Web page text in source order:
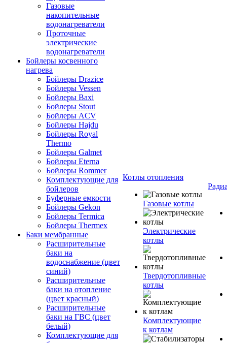
Газовые
накопительные
водонагреватели
Проточные
электрические
водонагреватели
Бойлеры косвенного
нагрева
Бойлеры Drazice
Бойлеры Vessen
Бойлеры Baxi
Бойлеры Stout
Бойлеры ACV
Бойлеры Hajdu
Бойлеры Royal
Thermo
Бойлеры Galmet
Бойлеры Eterna
Бойлеры Rommer
Комплектующие для
бойлеров
Буферные емкости
Бойлеры Gekon
Бойлеры Termica
Бойлеры Thermex
Баки мембранные
Расширительные
баки на
водоснабжение (цвет
синий)
Расширительные
баки на отопление
(цвет красный)
Расширительные
баки на ГВС (цвет
белый)
Комплектующие для
Котлы отопления
Газовые котлы
Электрические
котлы
Твердотопливные
котлы
Комплектующие
к котлам